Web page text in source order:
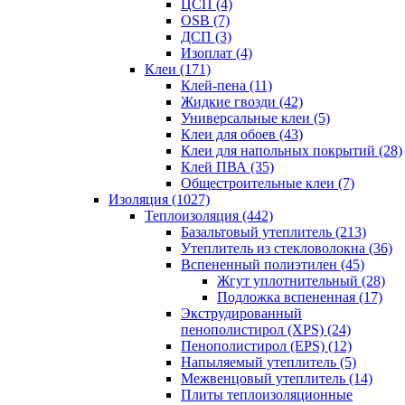
ЦСП (4)
OSB (7)
ДСП (3)
Изоплат (4)
Клеи (171)
Клей-пена (11)
Жидкие гвозди (42)
Универсальные клеи (5)
Клеи для обоев (43)
Клеи для напольных покрытий (28)
Клей ПВА (35)
Общестроительные клеи (7)
Изоляция (1027)
Теплоизоляция (442)
Базальтовый утеплитель (213)
Утеплитель из стекловолокна (36)
Вспененный полиэтилен (45)
Жгут уплотнительный (28)
Подложка вспененная (17)
Экструдированный
пенополистирол (XPS) (24)
Пенополистирол (EPS) (12)
Напыляемый утеплитель (5)
Межвенцовый утеплитель (14)
Плиты теплоизоляционные